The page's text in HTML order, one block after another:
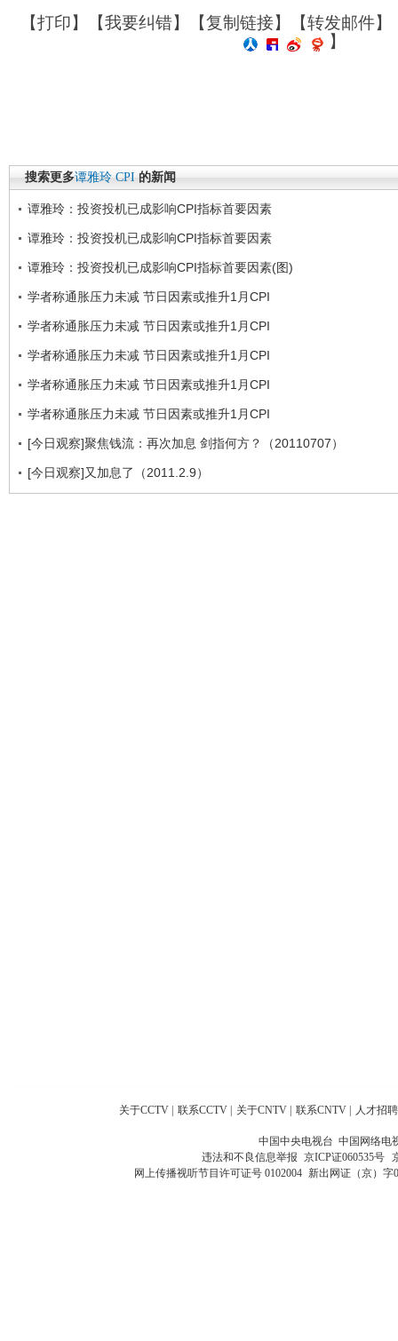
【打印】【我要纠错】【复制链接】【转发邮件】
】
搜索更多谭雅玲 CPI 的新闻
谭雅玲：投资投机已成影响CPI指标首要因素
谭雅玲：投资投机已成影响CPI指标首要因素
谭雅玲：投资投机已成影响CPI指标首要因素(图)
学者称通胀压力未减 节日因素或推升1月CPI
学者称通胀压力未减 节日因素或推升1月CPI
学者称通胀压力未减 节日因素或推升1月CPI
学者称通胀压力未减 节日因素或推升1月CPI
学者称通胀压力未减 节日因素或推升1月CPI
[今日观察]聚焦钱流：再次加息 剑指何方？（20110707）
[今日观察]又加息了（2011.2.9）
关于CCTV 联系CCTV 关于CNTV 联系CNTV 人才招聘
中国中央电视台 中国网络电
违法和不良信息举报 京ICP证060535号
网上传播视听节目许可证号 0102004 新出网证（京）